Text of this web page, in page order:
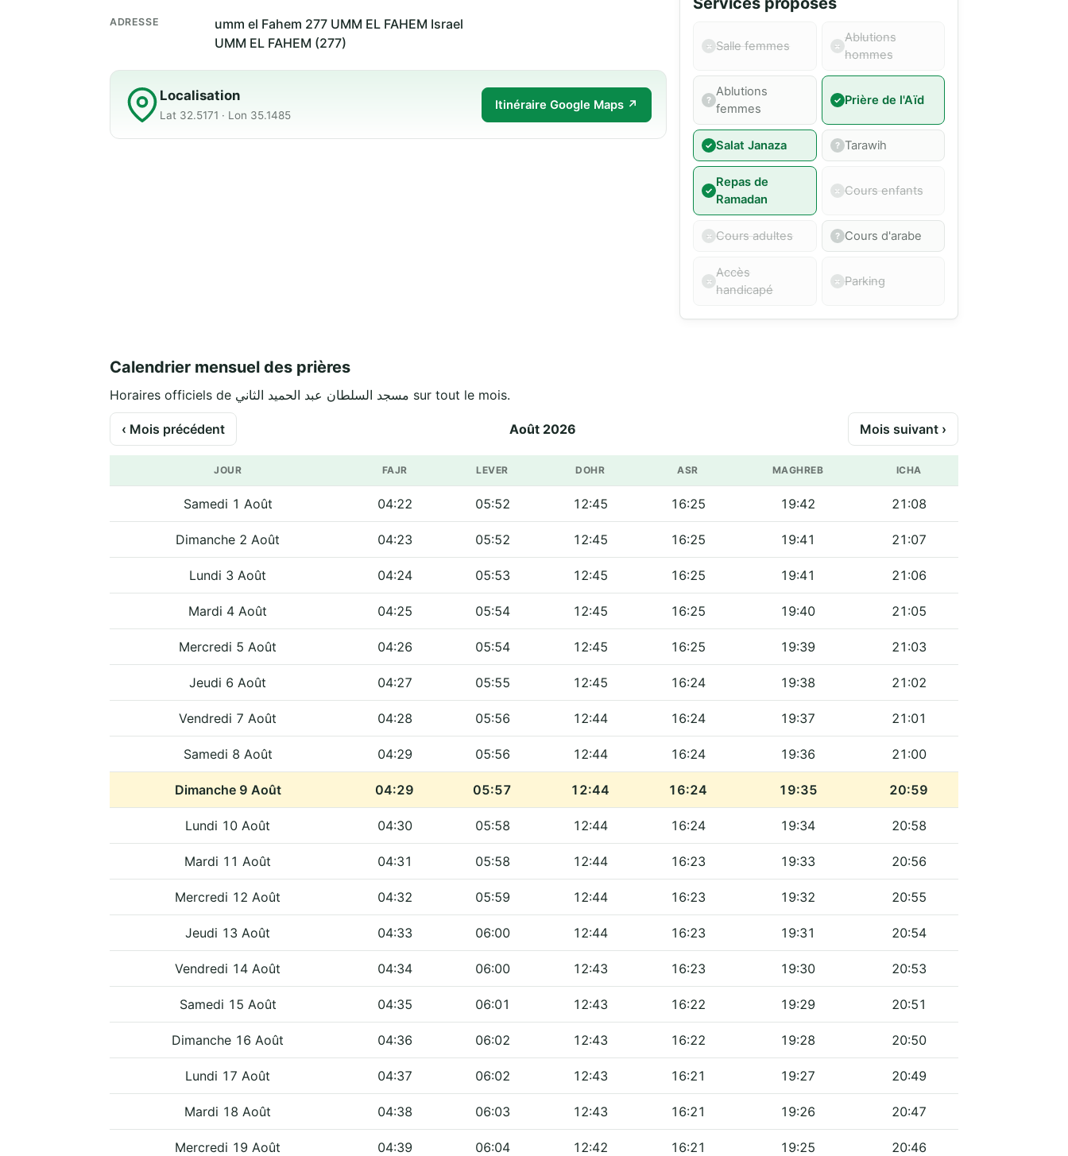
ADRESSE
umm el Fahem 277 UMM EL FAHEM Israel
UMM EL FAHEM (277)
Localisation
Lat 32.5171 · Lon 35.1485
Itinéraire Google Maps ↗
Salle femmes
Ablutions
hommes
Ablutions
femmes
Prière de l'Aïd
Salat Janaza Tarawih
Repas de
Ramadan
Cours enfants
Cours adultes Cours d'arabe
Accès
handicapé
Parking
Calendrier mensuel des prières
Horaires officiels de مسجد السلطان عبد الحميد الثاني sur tout le mois.
‹ Mois précédent Août 2026 Mois suivant ›
JOUR FAJR LEVER DOHR ASR MAGHREB ICHA
Samedi 1 Août 04:22 05:52 12:45 16:25 19:42 21:08
Dimanche 2 Août 04:23 05:52 12:45 16:25 19:41 21:07
Lundi 3 Août 04:24 05:53 12:45 16:25 19:41 21:06
Mardi 4 Août 04:25 05:54 12:45 16:25 19:40 21:05
Mercredi 5 Août 04:26 05:54 12:45 16:25 19:39 21:03
Jeudi 6 Août 04:27 05:55 12:45 16:24 19:38 21:02
Vendredi 7 Août 04:28 05:56 12:44 16:24 19:37 21:01
Samedi 8 Août 04:29 05:56 12:44 16:24 19:36 21:00
Dimanche 9 Août 04:29 05:57 12:44 16:24 19:35 20:59
Lundi 10 Août 04:30 05:58 12:44 16:24 19:34 20:58
Mardi 11 Août 04:31 05:58 12:44 16:23 19:33 20:56
Mercredi 12 Août 04:32 05:59 12:44 16:23 19:32 20:55
Jeudi 13 Août 04:33 06:00 12:44 16:23 19:31 20:54
Vendredi 14 Août 04:34 06:00 12:43 16:23 19:30 20:53
Samedi 15 Août 04:35 06:01 12:43 16:22 19:29 20:51
Dimanche 16 Août 04:36 06:02 12:43 16:22 19:28 20:50
Lundi 17 Août 04:37 06:02 12:43 16:21 19:27 20:49
Mardi 18 Août 04:38 06:03 12:43 16:21 19:26 20:47
Mercredi 19 Août 04:39 06:04 12:42 16:21 19:25 20:46